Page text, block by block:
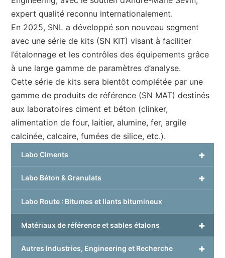
expert qualité reconnu internationalement.
En 2025, SNL a développé son nouveau segment
avec une série de kits (SN KIT) visant à faciliter
l’étalonnage et les contrôles des équipements grâce
à une large gamme de paramètres d’analyse.
Cette série de kits sera bientôt complétée par une
gamme de produits de référence (SN MAT) destinés
aux laboratoires ciment et béton (clinker,
alimentation de four, laitier, alumine, fer, argile
calcinée, calcaire, fumées de silice, etc.).
+
Labo Ciments
+
Labo Béton & Granulats
Labo Route : Bitumes et liants bitumineux
+
Matériaux de référence et sables étalons
+
Autres Industries, Engineering et Recherche